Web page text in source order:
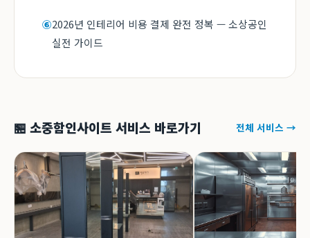
⑥2026년 인테리어 비용 결제 완전 정복 — 소상공인
실전 가이드
🏪 소중함인사이트 서비스 바로가기 전체 서비스 →